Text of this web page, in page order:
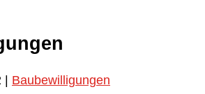
| Baubewilligungen